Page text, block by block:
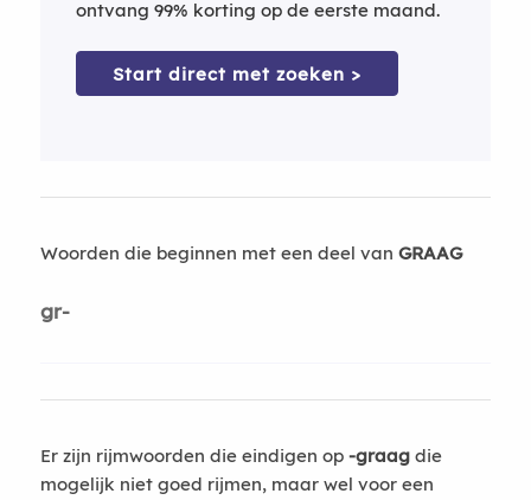
ontvang 99% korting op de eerste maand.
Start direct met zoeken >
Woorden die beginnen met een deel van GRAAG
gr-
Er zijn rijmwoorden die eindigen op -graagdie
mogelijk niet goed rijmen, maar wel voor een